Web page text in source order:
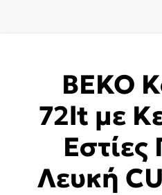
BEKO
72lt με
Λευκή